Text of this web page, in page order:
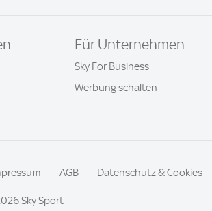
Für Unternehmen
Sky For Business
Werbung schalten
AGB Datenschutz & Cookies
Sky Sport